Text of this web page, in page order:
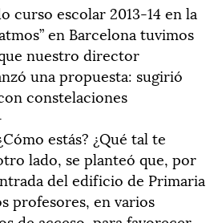
curso escolar 2013-14 en la
en Barcelona tuvimos
nuestro director
una propuesta: sugirió
constelaciones
estás? ¿Qué tal te
lado, se planteó que, por
del edificio de Primaria
profesores, en varios